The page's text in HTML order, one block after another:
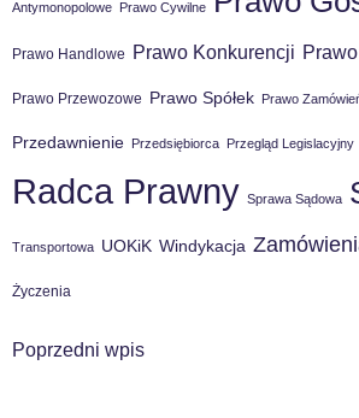
Antymonopolowe Prawo Cywilne
Prawo Handlowe Prawo Konkurencji
Prawo Przewozowe Prawo Spółek Prawo
Przedawnienie Przedsiębiorca Przegląd Legislacyjny
Radca Prawny Sprawa Sądowa
Transportowa UOKiK Windykacja
Życzenia
Poprzedni wpis